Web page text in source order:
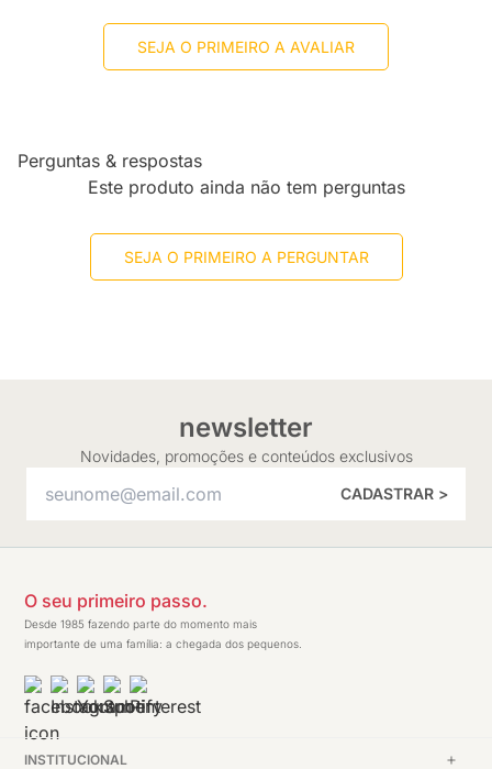
SEJA O PRIMEIRO A AVALIAR
Perguntas & respostas
Este produto ainda não tem perguntas
SEJA O PRIMEIRO A PERGUNTAR
newsletter
Novidades, promoções e conteúdos exclusivos
CADASTRAR >
O seu primeiro passo.
Desde 1985 fazendo parte do momento mais
importante de uma família: a chegada dos pequenos.
INSTITUCIONAL